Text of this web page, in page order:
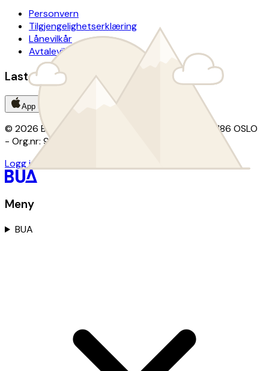
Personvern
Tilgjengelighetserklæring
Lånevilkår
Avtalevilkår donasjon
Last ned BUA-appen
App Store Google Play
© 2026 BUA · Kontor: Christian Krohgs gate 15, 0186 OSLO
- Org.nr: 924 290 218
Logg inn for utlånsordninger
Meny
BUA